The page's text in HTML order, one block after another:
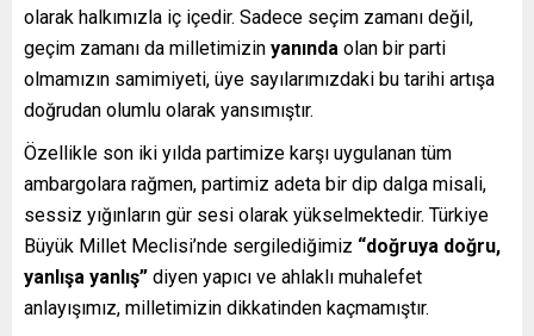
olarak halkımızla iç içedir. Sadece seçim zamanı değil,
geçim zamanı da milletimizin yanında olan bir parti
olmamızın samimiyeti, üye sayılarımızdaki bu tarihi artışa
doğrudan olumlu olarak yansımıştır.
Özellikle son iki yılda partimize karşı uygulanan tüm
ambargolara rağmen, partimiz adeta bir dip dalga misali,
sessiz yığınların gür sesi olarak yükselmektedir. Türkiye
Büyük Millet Meclisi’nde sergilediğimiz “doğruya doğru,
yanlışa yanlış” diyen yapıcı ve ahlaklı muhalefet
anlayışımız, milletimizin dikkatinden kaçmamıştır.